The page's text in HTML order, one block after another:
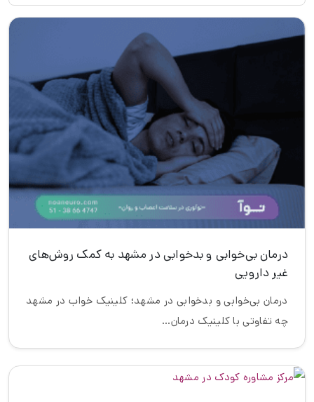
درمان بی‌خوابی و بدخوابی در مشهد به کمک روش‌های
غیر دارویی
درمان بی‌خوابی و بدخوابی در مشهد؛ کلینیک خواب در مشهد
چه تفاوتی با کلینیک درمان…